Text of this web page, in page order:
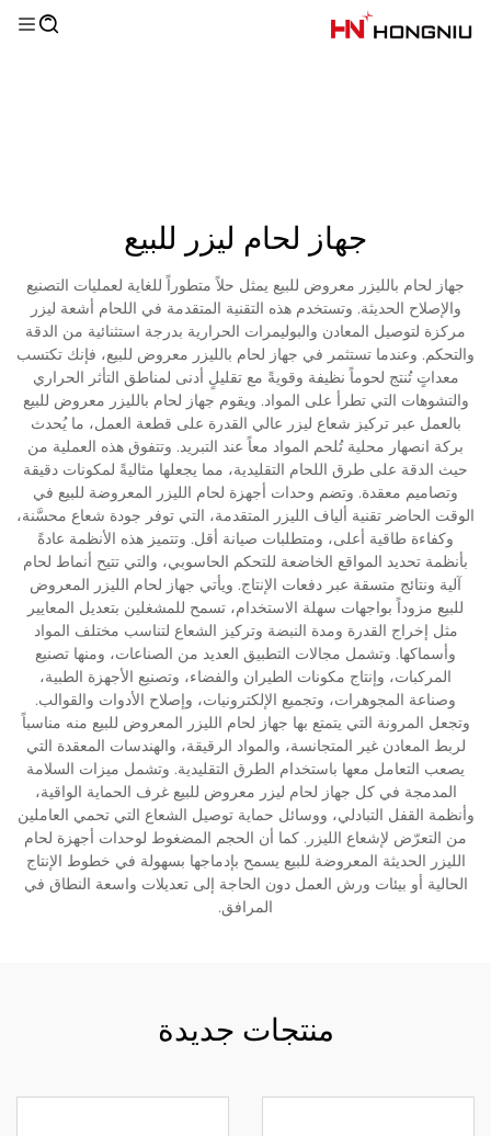
جهاز لحام ليزر للبيع
جهاز لحام بالليزر معروض للبيع يمثل حلاً متطوراً للغاية لعمليات التصنيع
والإصلاح الحديثة. وتستخدم هذه التقنية المتقدمة في اللحام أشعة ليزر
مركزة لتوصيل المعادن والبوليمرات الحرارية بدرجة استثنائية من الدقة
والتحكم. وعندما تستثمر في جهاز لحام بالليزر معروض للبيع، فإنك تكتسب
معداتٍ تُنتج لحوماً نظيفة وقويةً مع تقليلٍ أدنى لمناطق التأثر الحراري
والتشوهات التي تطرأ على المواد. ويقوم جهاز لحام بالليزر معروض للبيع
بالعمل عبر تركيز شعاع ليزر عالي القدرة على قطعة العمل، ما يُحدث
بركة انصهار محلية تُلحم المواد معاً عند التبريد. وتتفوق هذه العملية من
حيث الدقة على طرق اللحام التقليدية، مما يجعلها مثاليةً لمكونات دقيقة
وتصاميم معقدة. وتضم وحدات أجهزة لحام الليزر المعروضة للبيع في
الوقت الحاضر تقنية ألياف الليزر المتقدمة، التي توفر جودة شعاع محسَّنة،
وكفاءة طاقية أعلى، ومتطلبات صيانة أقل. وتتميز هذه الأنظمة عادةً
بأنظمة تحديد المواقع الخاضعة للتحكم الحاسوبي، والتي تتيح أنماط لحام
آلية ونتائج متسقة عبر دفعات الإنتاج. ويأتي جهاز لحام الليزر المعروض
للبيع مزوداً بواجهات سهلة الاستخدام، تسمح للمشغلين بتعديل المعايير
مثل إخراج القدرة ومدة النبضة وتركيز الشعاع لتناسب مختلف المواد
وأسماكها. وتشمل مجالات التطبيق العديد من الصناعات، ومنها تصنيع
المركبات، وإنتاج مكونات الطيران والفضاء، وتصنيع الأجهزة الطبية،
وصناعة المجوهرات، وتجميع الإلكترونيات، وإصلاح الأدوات والقوالب.
وتجعل المرونة التي يتمتع بها جهاز لحام الليزر المعروض للبيع منه مناسباً
لربط المعادن غير المتجانسة، والمواد الرقيقة، والهندسات المعقدة التي
يصعب التعامل معها باستخدام الطرق التقليدية. وتشمل ميزات السلامة
المدمجة في كل جهاز لحام ليزر معروض للبيع غرف الحماية الواقية،
وأنظمة القفل التبادلي، ووسائل حماية توصيل الشعاع التي تحمي العاملين
من التعرّض لإشعاع الليزر. كما أن الحجم المضغوط لوحدات أجهزة لحام
الليزر الحديثة المعروضة للبيع يسمح بإدماجها بسهولة في خطوط الإنتاج
الحالية أو بيئات ورش العمل دون الحاجة إلى تعديلات واسعة النطاق في
المرافق.
منتجات جديدة